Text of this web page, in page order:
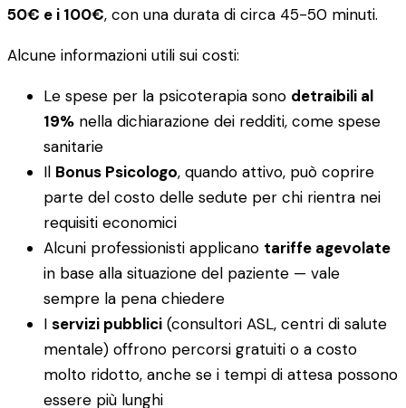
50€ e i 100€, con una durata di circa 45-50 minuti.
Alcune informazioni utili sui costi:
Le spese per la psicoterapia sono detraibili al
19% nella dichiarazione dei redditi, come spese
sanitarie
Il Bonus Psicologo, quando attivo, può coprire
parte del costo delle sedute per chi rientra nei
requisiti economici
Alcuni professionisti applicano tariffe agevolate
in base alla situazione del paziente — vale
sempre la pena chiedere
I servizi pubblici (consultori ASL, centri di salute
mentale) offrono percorsi gratuiti o a costo
molto ridotto, anche se i tempi di attesa possono
essere più lunghi